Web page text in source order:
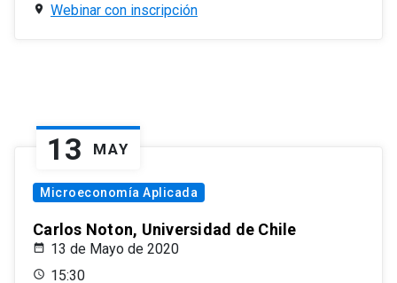
Webinar con inscripción
13 MAY
Microeconomía Aplicada
Carlos Noton, Universidad de Chile
13 de Mayo de 2020
15:30